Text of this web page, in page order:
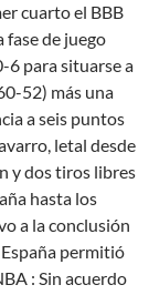
cuarto el BBB
fase de juego
6 para situarse a
52) más una
a seis puntos
letal desde
y dos tiros libres
hasta los
a la conclusión
permitió
: Sin acuerdo